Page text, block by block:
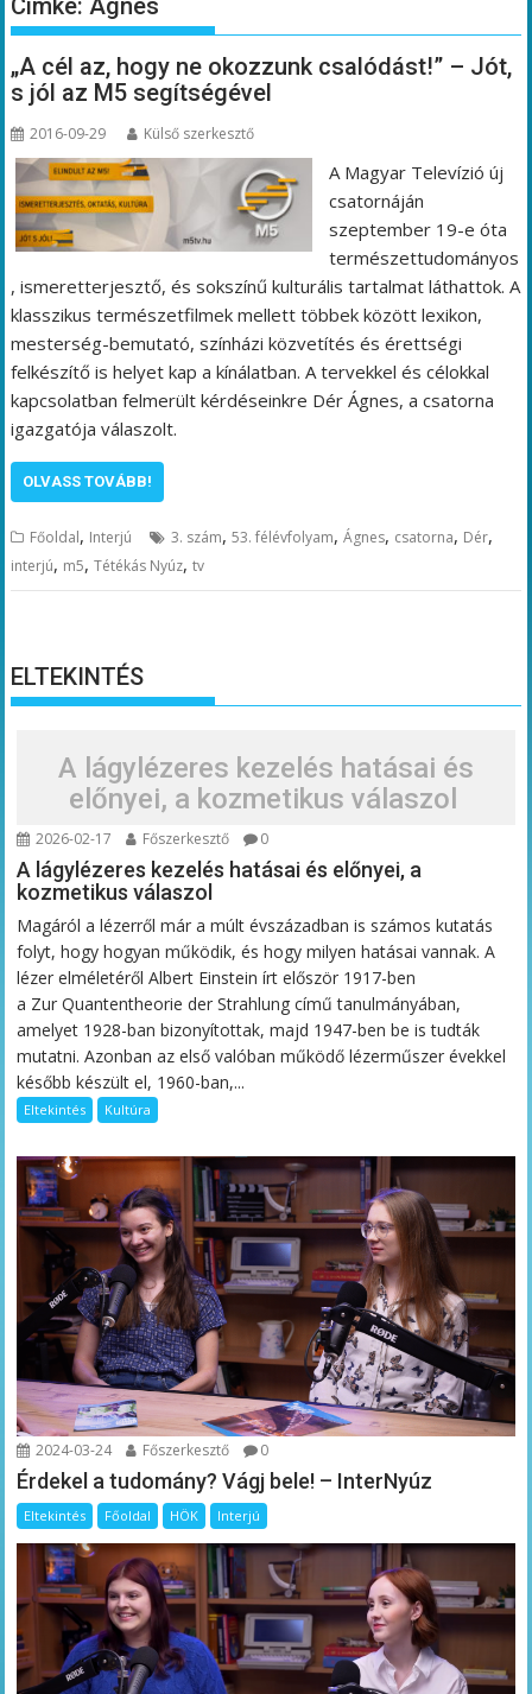
Címke:Ágnes
„A cél az, hogy ne okozzunk csalódást!” – Jót,
s jól az M5 segítségével
2016-09-29 Külső szerkesztő
A Magyar Televízió új
csatornáján
szeptember 19-e óta
természettudományos
, ismeretterjesztő, és sokszínű kulturális tartalmat láthattok. A
klasszikus természetfilmek mellett többek között lexikon,
mesterség-bemutató, színházi közvetítés és érettségi
felkészítő is helyet kap a kínálatban. A tervekkel és célokkal
kapcsolatban felmerült kérdéseinkre Dér Ágnes, a csatorna
igazgatója válaszolt.
OLVASS TOVÁBB!
Főoldal, Interjú 3. szám,53. félévfolyam,Ágnes, csatorna, Dér,
interjú, m5,Tétékás Nyúz,tv
ELTEKINTÉS
A lágylézeres kezelés hatásai és
előnyei, a kozmetikus válaszol
2026-02-17 Főszerkesztő 0
A lágylézeres kezelés hatásai és előnyei, a
kozmetikus válaszol
Magáról a lézerről már a múlt évszázadban is számos kutatás
folyt, hogy hogyan működik, és hogy milyen hatásai vannak. A
lézer elméletéről Albert Einstein írt először 1917-ben
a Zur Quantentheorie der Strahlung című tanulmányában,
amelyet 1928-ban bizonyítottak, majd 1947-ben be is tudták
mutatni. Azonban az első valóban működő lézerműszer évekkel
később készült el, 1960-ban,...
Eltekintés Kultúra
2024-03-24 Főszerkesztő 0
Érdekel a tudomány? Vágj bele! – InterNyúz
Eltekintés Főoldal HÖK Interjú